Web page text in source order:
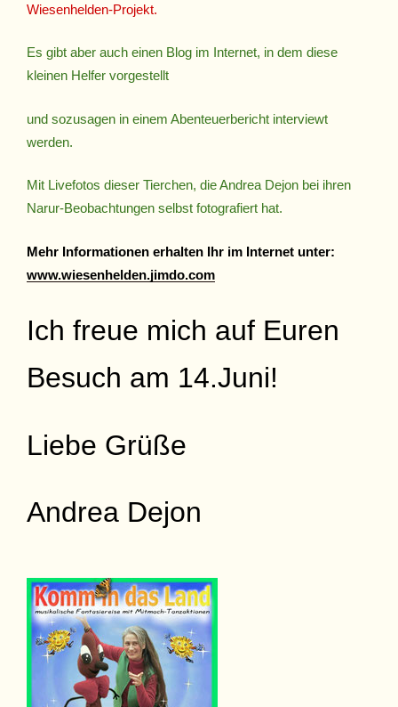
Wiesenhelden-Projekt.
Es gibt aber auch einen Blog im Internet, in dem diese
kleinen Helfer vorgestellt
und sozusagen in einem Abenteuerbericht interviewt
werden.
Mit Livefotos dieser Tierchen, die Andrea Dejon bei ihren
Narur-Beobachtungen selbst fotografiert hat.
Mehr Informationen erhalten Ihr im Internet unter:
www.wiesenhelden.jimdo.com
Ich freue mich auf Euren
Besuch am 14.Juni!
Liebe Grüße
Andrea Dejon